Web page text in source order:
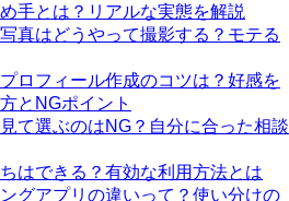
手とは？リアルな実態を解説
真はどうやって撮影する？モテる
ロフィール作成のコツは？好感を
とNGポイント
て選ぶのはNG？自分に合った相談
はできる？有効な利用方法とは
グアプリの違いって？使い分けの